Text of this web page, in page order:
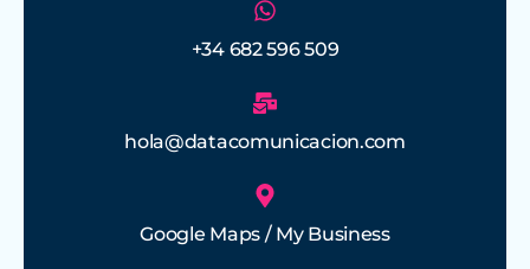
+34 682 596 509
hola@datacomunicacion.com
Google Maps / My Business